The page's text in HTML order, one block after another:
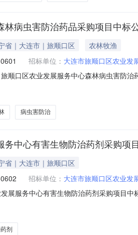
林病虫害防治药品采购项目中标
省｜大连市｜旅顺口区
农林牧渔
招标单位： 大连市旅顺口区农业发
旅顺口区农业发展服务中心森林病虫害防
区农业发展服务中心森林病虫害防治药
招投标病虫害防治
务中心有害生物防治药剂采购项
省｜大连市｜旅顺口区
招标单位： 大连市旅顺口区农业发
展服务中心有害生物防治药剂采购项目
物防治药剂采购项目2、项目编号：
连市旅
剂